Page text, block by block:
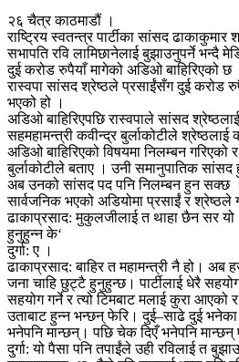
२६ चैत्र काठमाडौं ।
राष्ट्रिय स्वतन्त्र पार्टीका सांसद ढाकाकुमार
सभापति रवि लामिछानेलाई बुझाउनुपर्ने भन्दै
दुई करोड रुपैयाँ मागेको अडिओ बाहिरिएको छ
रास्वपा सांसद श्रेष्ठले प्रसाईंसँग दुई करोड
भएको हो ।
अडिओ बाहिरिएपछि रास्वपाले सांसद
सहमहामन्त्री कवीन्द्र बुर्लाकोटीले श्रेष्ठलाई
अडिओ बाहिरिएको विषयमा निलम्बन गरिएको
बुर्लाकोटीले बताए । उनी समानुपातिक सांसद
अब उनको सांसद पद पनि निलम्बन हुन सक्छ ।
सार्वजनिक भएको अडियोमा प्रसाईं र
ढाकाप्रसाद: मुकुलजीलाई त थाहा छैन सर
हुनुहुन्न के‘
दुर्गा: ए ।
ढाकाप्रसाद: बाहिर त महामन्त्री नै हो। अब
जना चाहि छुट्टै हुनुहुन्छ। पार्टीलाई धेरै
सहयोग गर्ने र त्यो टिमबाट मलाई कुरा
उताबाट हुन्न भन्छन् फेरि। दुई–साढे दुई
भनेपनि मान्छन्। पछि चेक दिएँ भनेपनि मान्छन्
दुर्गा: यो पैसा पनि तपाईंले उही रविलाई त